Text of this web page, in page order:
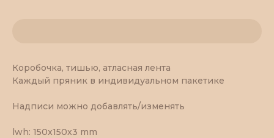
Коробочка, тишью, атласная лента
Каждый пряник в индивидуальном пакетике
Надписи можно добавлять/изменять
lwh: 150x150x3 mm